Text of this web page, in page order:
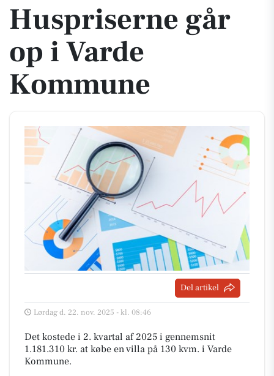
Huspriserne går
op i Varde
Kommune
Del artikel
Lørdag d. 22. nov. 2025 - kl. 08:46
Det kostede i 2. kvartal af 2025 i gennemsnit
1.181.310 kr. at købe en villa på 130 kvm. i Varde
Kommune.